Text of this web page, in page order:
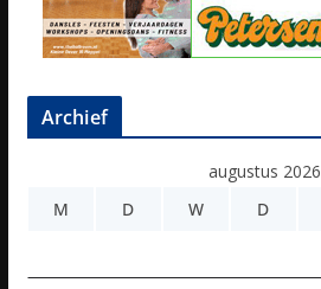
Archief
augustus 2026
M
D W D